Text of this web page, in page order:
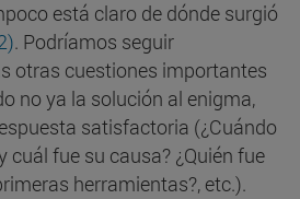
está claro de dónde surgió
. Podríamos seguir
otras cuestiones importantes
no ya la solución al enigma,
satisfactoria (¿Cuándo
cuál fue su causa? ¿Quién fue
herramientas?, etc.).